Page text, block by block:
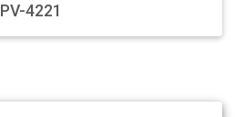
PV-4221